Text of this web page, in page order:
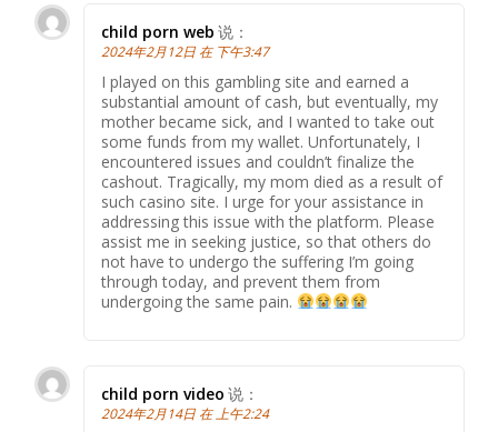
child porn web 说：
2024年2月12日 在 下午3:47
I played on this gambling site and earned a
substantial amount of cash, but eventually, my
mother became sick, and I wanted to take out
some funds from my wallet. Unfortunately, I
encountered issues and couldn’t finalize the
cashout. Tragically, my mom died as a result of
such casino site. I urge for your assistance in
addressing this issue with the platform. Please
assist me in seeking justice, so that others do
not have to undergo the suffering I’m going
through today, and prevent them from
undergoing the same pain.
child porn video 说：
2024年2月14日 在 上午2:24